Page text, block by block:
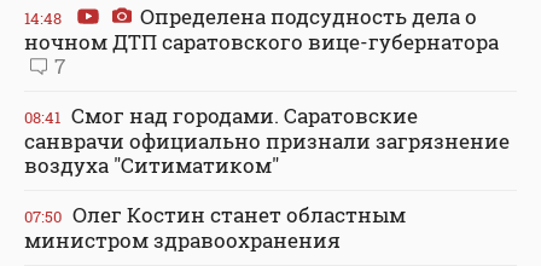
14:48
Определена подсудность дела о
ночном ДТП саратовского вице-губернатора
7
08:41 Смог над городами. Саратовские
санврачи официально признали загрязнение
воздуха "Ситиматиком"
07:50 Олег Костин станет областным
министром здравоохранения